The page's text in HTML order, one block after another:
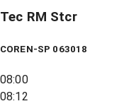
Tec RM Stcr
COREN-SP 063018
08:00
08:12